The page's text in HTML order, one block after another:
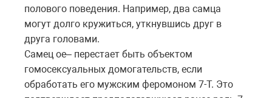
полового поведения. Например, два самца
могут долго кружиться, уткнувшись друг в
друга головами.
Самец oe– перестает быть объектом
гомосексуальных домогательств, если
обработать его мужским феромоном 7-T. Это